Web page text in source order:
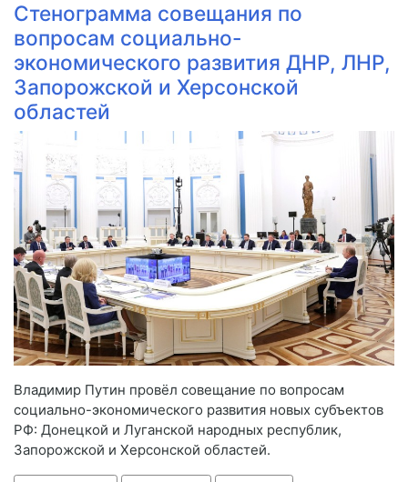
Стенограмма совещания по
вопросам социально-
экономического развития ДНР, ЛНР,
Запорожской и Херсонской
областей
Владимир Путин провёл совещание по вопросам
социально-экономического развития новых субъектов
РФ: Донецкой и Луганской народных республик,
Запорожской и Херсонской областей.